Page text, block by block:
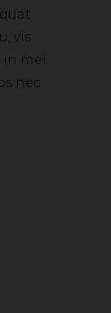
vis
mei.
nec